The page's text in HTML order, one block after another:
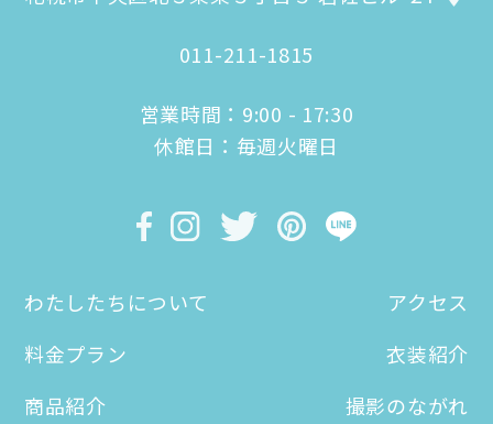
011-211-1815
営業時間：9:00 - 17:30
休館日：毎週火曜日
わたしたちについて
アクセス
料金プラン
衣装紹介
商品紹介
撮影のながれ